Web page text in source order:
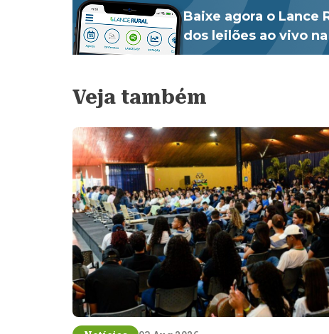
Baixe agora o Lance
dos leilões ao vivo
Veja também